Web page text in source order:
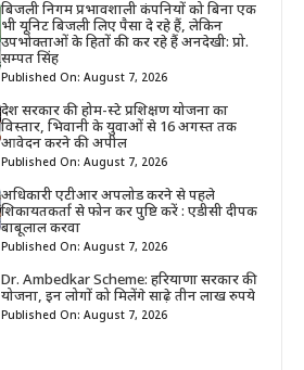
बिजली निगम प्रभावशाली कंपनियों को बिना एक
भी यूनिट बिजली लिए पैसा दे रहे हैं, लेकिन
उपभोक्ताओं के हितों की कर रहे हैं अनदेखी: प्रो.
सम्पत सिंह
Published On: August 7, 2026
देश सरकार की होम-स्टे प्रशिक्षण योजना का
विस्तार, भिवानी के युवाओं से 16 अगस्त तक
आवेदन करने की अपील
Published On: August 7, 2026
अधिकारी एटीआर अपलोड करने से पहले
शिकायतकर्ता से फोन कर पुष्टि करें : एडीसी दीपक
बाबूलाल करवा
Published On: August 7, 2026
Dr. Ambedkar Scheme: हरियाणा सरकार की
योजना, इन लोगों को मिलेंगे साढ़े तीन लाख रुपये
Published On: August 7, 2026